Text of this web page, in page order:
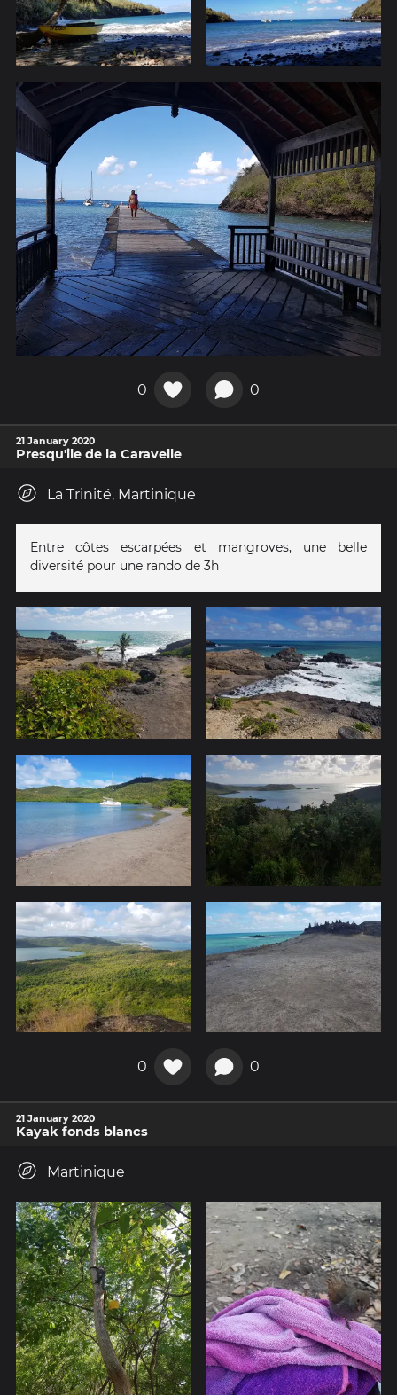
0 0
21 January 2020
Presqu'ile de la Caravelle
La Trinité, Martinique
Entre côtes escarpées et mangroves, une belle
diversité pour une rando de 3h
0 0
21 January 2020
Kayak fonds blancs
Martinique